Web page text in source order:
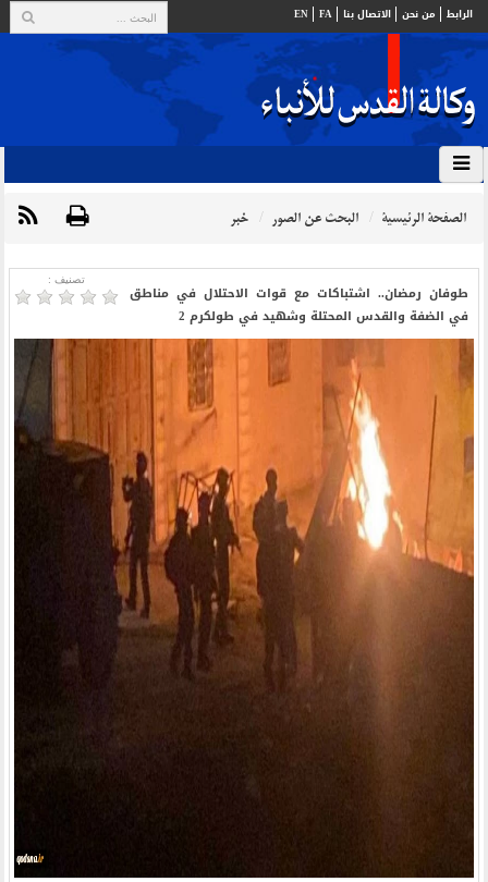
الرابط من نحن الاتصال بنا FA
EN
الصفحة الرئيسية البحث عن الصور خبر
تصنیف :
طوفان رمضان.. اشتباكات مع قوات الاحتلال في مناطق
في الضفة والقدس المحتلة وشهيد في طولكرم 2